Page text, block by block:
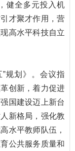
健全多元投入机
才聚才作用，营
高水平科技自立
划》。会议指
创新，着力促进
国建设迈上新台
新格局，强化教
水平教师队伍，
公共服务质量和